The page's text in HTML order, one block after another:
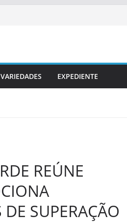
VARIEDADES EXPEDIENTE
REÚNE
SUPERAÇÃO